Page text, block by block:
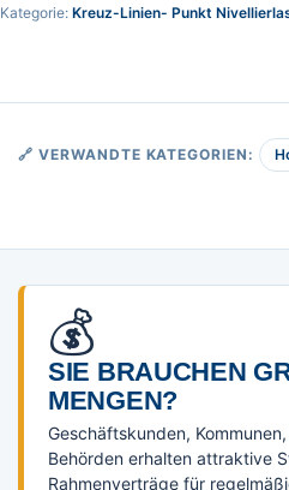
Kategorie: Kreuz-Linien- Punkt
🔗 VERWANDTE KATEGORIEN:
💰
SIE BRAUCHEN
ENGEN?
Geschäftskunden,
Behörden erhalten attraktive
Rahmenverträge für